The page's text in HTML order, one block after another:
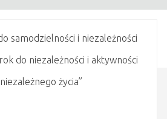
samodzielności i niezależności
do niezależności i aktywności
życia”